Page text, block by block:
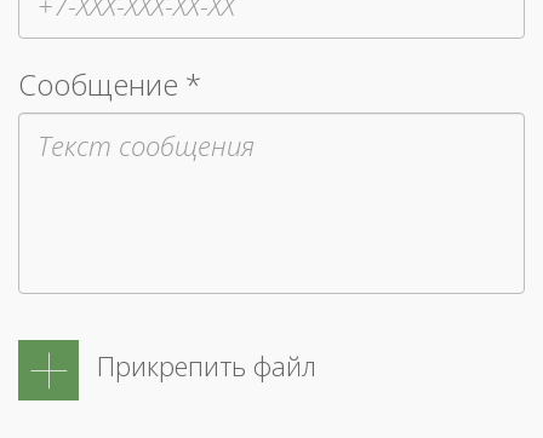
Сообщение *
Прикрепить файл